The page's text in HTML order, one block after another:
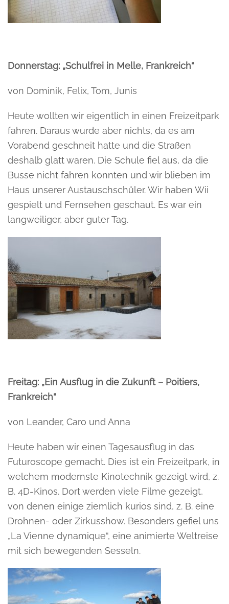
Donnerstag: „Schulfrei in Melle, Frankreich“
von Dominik, Felix, Tom, Junis
Heute wollten wir eigentlich in einen Freizeitpark
fahren. Daraus wurde aber nichts, da es am
Vorabend geschneit hatte und die Straßen
deshalb glatt waren. Die Schule fiel aus, da die
Busse nicht fahren konnten und wir blieben im
Haus unserer Austauschschüler. Wir haben Wii
gespielt und Fernsehen geschaut. Es war ein
langweiliger, aber guter Tag.
Freitag: „Ein Ausflug in die Zukunft – Poitiers,
Frankreich“
von Leander, Caro und Anna
Heute haben wir einen Tagesausflug in das
Futuroscope gemacht. Dies ist ein Freizeitpark, in
welchem modernste Kinotechnik gezeigt wird, z.
B. 4D-Kinos. Dort werden viele Filme gezeigt,
von denen einige ziemlich kurios sind, z. B. eine
Drohnen- oder Zirkusshow. Besonders gefiel uns
„La Vienne dynamique“, eine animierte Weltreise
mit sich bewegenden Sesseln.